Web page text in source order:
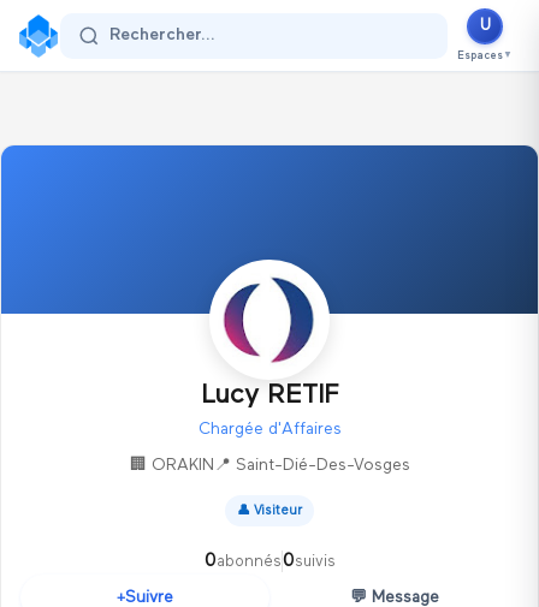
Se connecter
Rechercher...
U
Espaces ▼
Lucy RETIF
Chargée d'Affaires
🏢 ORAKIN 📍 Saint-Dié-Des-Vosges
👤 Visiteur
0abonnés0suivis
+Suivre 💬 Message